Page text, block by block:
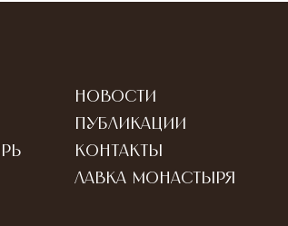
Новости
Публикации
Контакты
Лавка монастыря